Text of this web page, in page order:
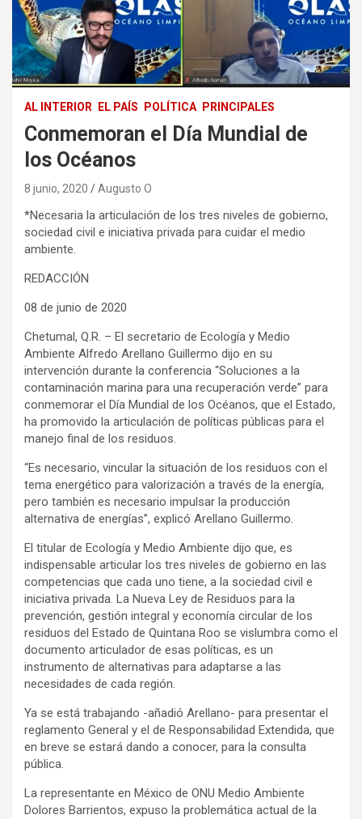
AL INTERIOR EL PAÍS POLÍTICA PRINCIPALES
Conmemoran el Día Mundial de
los Océanos
8 junio, 2020 Augusto O
*Necesaria la articulación de los tres niveles de gobierno,
sociedad civil e iniciativa privada para cuidar el medio
ambiente.
REDACCIÓN
08 de junio de 2020
Chetumal, Q.R. – El secretario de Ecología y Medio
Ambiente Alfredo Arellano Guillermo dijo en su
intervención durante la conferencia “Soluciones a la
contaminación marina para una recuperación verde” para
conmemorar el Día Mundial de los Océanos, que el Estado,
ha promovido la articulación de políticas públicas para el
manejo final de los residuos.
“Es necesario, vincular la situación de los residuos con el
tema energético para valorización a través de la energía,
pero también es necesario impulsar la producción
alternativa de energías”, explicó Arellano Guillermo.
El titular de Ecología y Medio Ambiente dijo que, es
indispensable articular los tres niveles de gobierno en las
competencias que cada uno tiene, a la sociedad civil e
iniciativa privada. La Nueva Ley de Residuos para la
prevención, gestión integral y economía circular de los
residuos del Estado de Quintana Roo se vislumbra como el
documento articulador de esas políticas, es un
instrumento de alternativas para adaptarse a las
necesidades de cada región.
Ya se está trabajando -añadió Arellano- para presentar el
reglamento General y el de Responsabilidad Extendida, que
en breve se estará dando a conocer, para la consulta
pública.
La representante en México de ONU Medio Ambiente
Dolores Barrientos, expuso la problemática actual de la